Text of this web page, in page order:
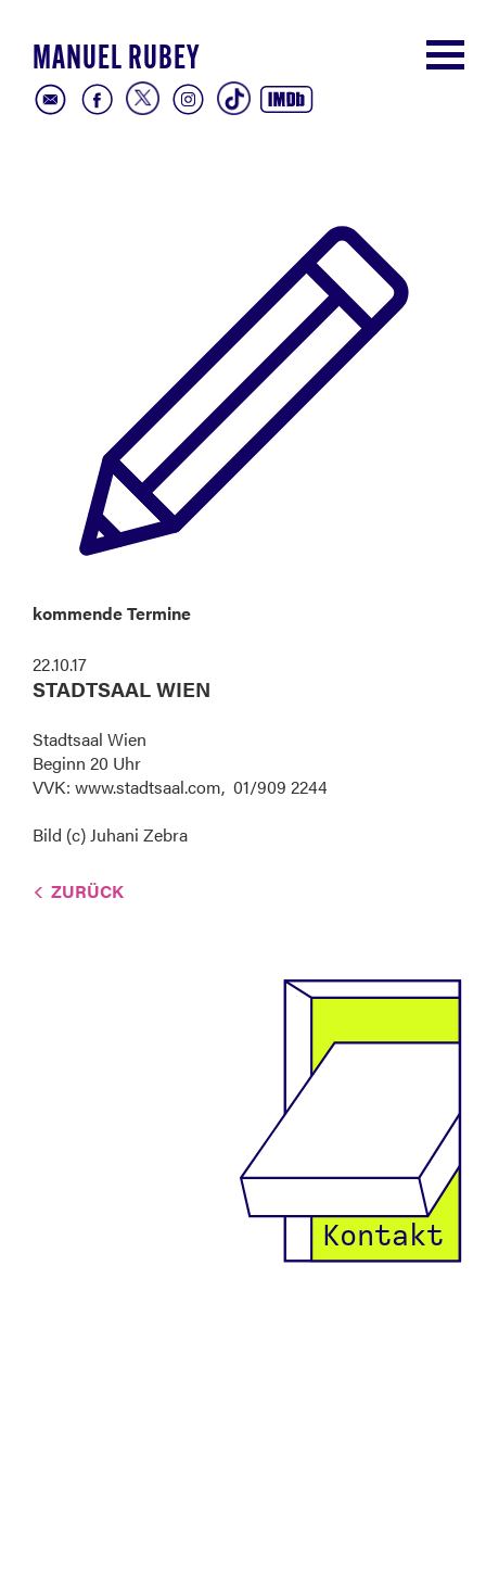
MANUEL RUBEY
kommende Termine
22.10.17
STADTSAAL WIEN
Stadtsaal Wien
Beginn 20 Uhr
VVK: www.stadtsaal.com, 01/909 2244
Bild (c) Juhani Zebra
ZURÜCK
Kontakt